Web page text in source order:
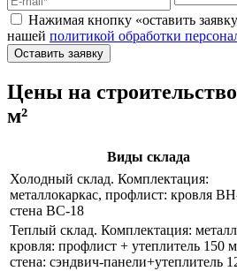
Нажимая кнопку «оставить
нашей политикой обработки
Оставить заявку
Цены на
м²
Виды склада
Холодный склад. Комплектация:
металлокаркас, профлист: кровля
стена ВС-18
Теплый склад. Комплектация:
кровля: профлист + утеплитель 150
стена: сэндвич-панели+утеплитель